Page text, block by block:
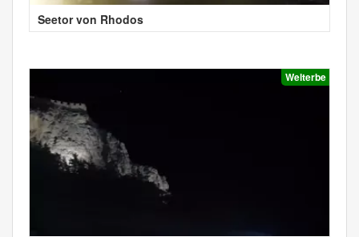
Seetor von Rhodos
Welterbe